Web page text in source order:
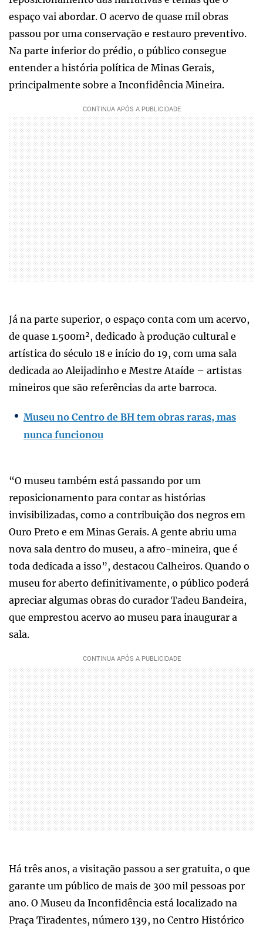
espaço vai abordar. O acervo de quase mil obras
passou por uma conservação e restauro preventivo.
Na parte inferior do prédio, o público consegue
entender a história política de Minas Gerais,
principalmente sobre a Inconfidência Mineira.
Já na parte superior, o espaço conta com um acervo,
de quase 1.500m², dedicado à produção cultural e
artística do século 18 e início do 19, com uma sala
dedicada ao Aleijadinho e Mestre Ataíde – artistas
mineiros que são referências da arte barroca.
Museu no Centro de BH tem obras raras, mas
nunca funcionou
“O museu também está passando por um
reposicionamento para contar as histórias
invisibilizadas, como a contribuição dos negros em
Ouro Preto e em Minas Gerais. A gente abriu uma
nova sala dentro do museu, a afro-mineira, que é
toda dedicada a isso”, destacou Calheiros. Quando o
museu for aberto definitivamente, o público poderá
apreciar algumas obras do curador Tadeu Bandeira,
que emprestou acervo ao museu para inaugurar a
sala.
Há três anos, a visitação passou a ser gratuita, o que
garante um público de mais de 300 mil pessoas por
ano. O Museu da Inconfidência está localizado na
Praça Tiradentes, número 139, no Centro Histórico